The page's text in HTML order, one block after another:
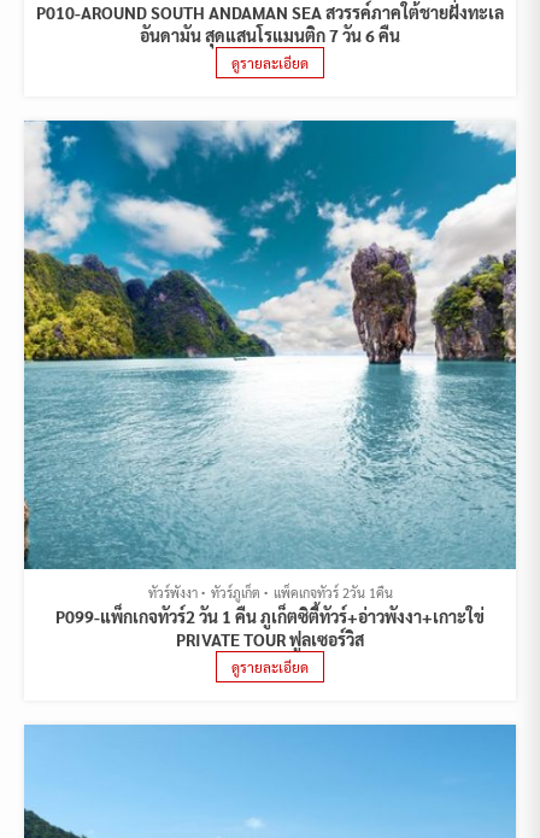
P010-AROUND SOUTH ANDAMAN SEA สวรรค์ภาคใต้ชายฝั่งทะเล
อันดามัน สุดแสนโรแมนติก 7 วัน 6 คืน
ดูรายละเอียด
ทัวร์พังงา ทัวร์ภูเก็ต แพ็คเกจทัวร์ 2วัน 1คืน
P099-แพ็กเกจทัวร์2 วัน 1 คืน ภูเก็ตซิตี้ทัวร์+อ่าวพังงา+เกาะใข่
PRIVATE TOUR ฟูลเซอร์วิส
ดูรายละเอียด